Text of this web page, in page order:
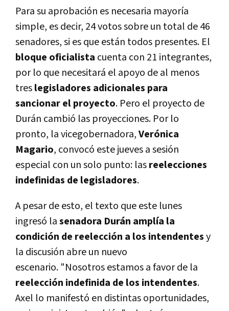
Para su aprobación es necesaria mayoría
simple, es decir, 24 votos sobre un total de 46
senadores, si es que están todos presentes. El
bloque oficialista cuenta con 21 integrantes,
por lo que necesitará el apoyo de al menos
treslegisladores adicionales para
sancionar el proyecto. Pero el proyecto de
Durán cambió las proyecciones. Por lo
pronto, la vicegobernadora,Verónica
Magario, convocó este jueves a sesión
especial con un solo punto: lasreelecciones
indefinidas de legisladores.
A pesar de esto, el texto que este lunes
ingresó lasenadora Durán amplía la
condición de reelección a los intendentesy
la discusión abre un nuevo
escenario. "Nosotros estamos a favor de la
reelección indefinida de los intendentes.
Axel lo manifestó en distintas oportunidades,